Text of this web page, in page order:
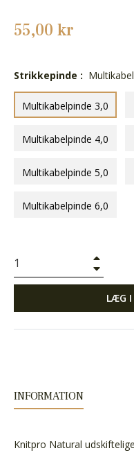
Normalpris
55,00 kr
Strikkepinde :
Multikabelpinde 3,0
Multikabelpinde 4,0
Multikabelpinde 5,0
Multikabelpinde 6,0
LÆG I
INFORMATION
Knitpro Natural